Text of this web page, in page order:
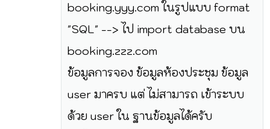
booking.yyy.com ในรูปแบบ format
"SQL" --> ไป import database บน
booking.zzz.com
ข้อมูลการจอง ข้อมูลห้องประชุม ข้อมูล
user มาครบ แต่ ไม่สามารถ เข้าระบบ
ด้วย user ใน ฐานข้อมูลได้ครับ